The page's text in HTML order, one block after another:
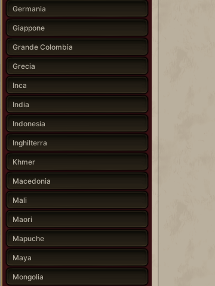
Germania
Giappone
Grande Colombia
Grecia
Inca
India
Indonesia
Inghilterra
Khmer
Macedonia
Mali
Maori
Mapuche
Maya
Mongolia